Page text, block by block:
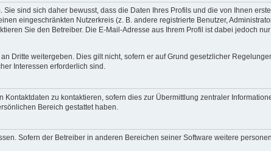
sind sich daher bewusst, dass die Daten Ihres Profils und die von Ihnen
eingeschränkten Nutzerkreis (z. B. andere registrierte Benutzer,
Sie den Betreiber. Die E-Mail-Adresse aus Ihrem Profil ist dabei jedoch
Dritte weitergeben. Dies gilt nicht, sofern er auf Grund gesetzlicher
Interessen erforderlich sind.
zu kontaktieren, sofern dies zur Übermittlung zentraler
Bereich gestattet haben.
Sofern der Betreiber in anderen Bereichen seiner Software weitere